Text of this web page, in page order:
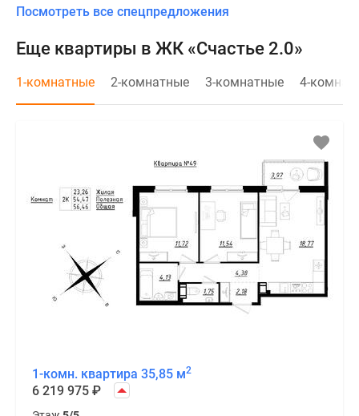
Посмотреть все спецпредложения
Еще квартиры в ЖК «Счастье 2.0»
1-комнатные 2-комнатные 3-комнатные 4-
1-комн. квартира 35,85 м2
6 219 975 ₽